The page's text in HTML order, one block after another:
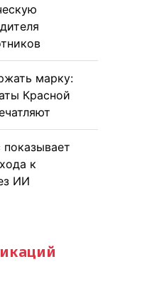
марку:
Красной
к
ИИ